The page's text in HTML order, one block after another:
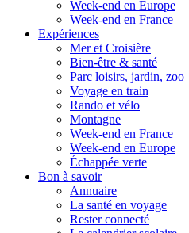
Week-end en Europe
Week-end en France
Expériences
Mer et Croisière
Bien-être & santé
Parc loisirs, jardin, zoo
Voyage en train
Rando et vélo
Montagne
Week-end en France
Week-end en Europe
Échappée verte
Bon à savoir
Annuaire
La santé en voyage
Rester connecté